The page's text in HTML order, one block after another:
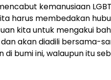
kemanusiaan
harus membedakan
kita untuk mengakui
akan diadili bersama-
bumi ini, walaupun itu